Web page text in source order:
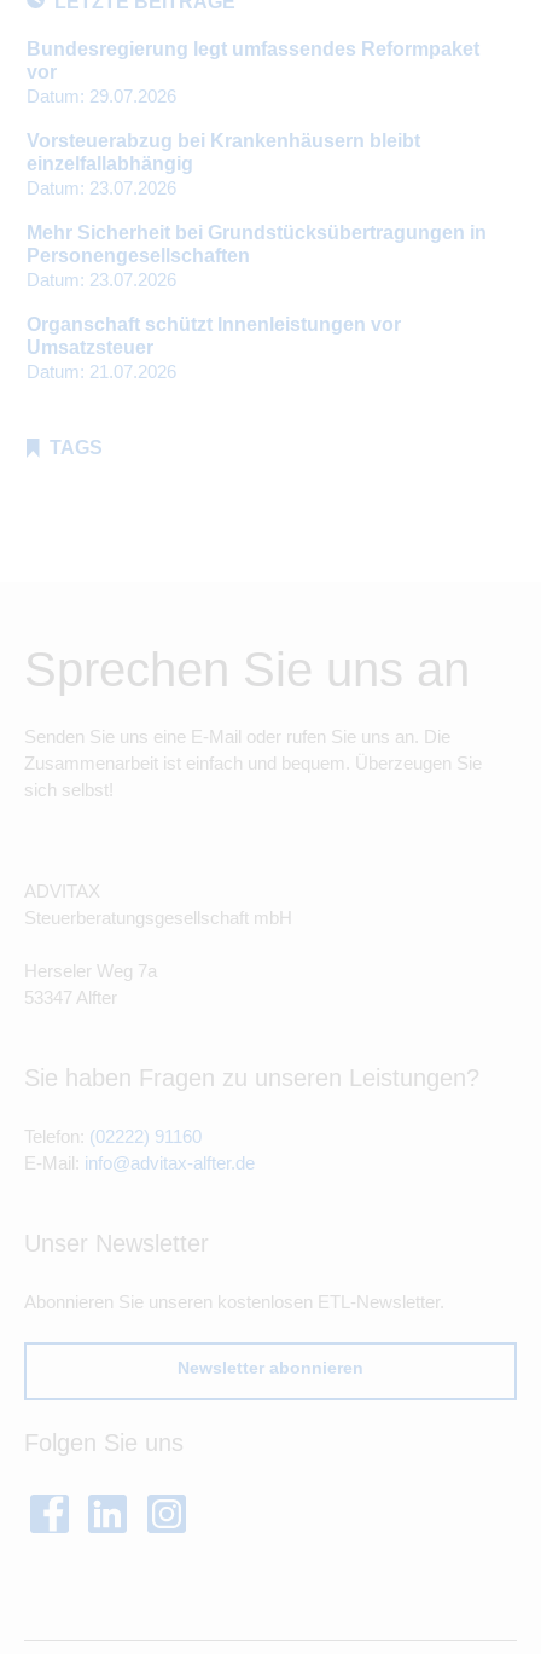
Bundesregierung legt umfassendes Reformpaket
vor
Datum: 29.07.2026
Vorsteuerabzug bei Krankenhäusern bleibt
einzelfallabhängig
Datum: 23.07.2026
Mehr Sicherheit bei Grundstücksübertragungen in
Personengesellschaften
Datum: 23.07.2026
Organschaft schützt Innenleistungen vor
Umsatzsteuer
Datum: 21.07.2026
TAGS
Sprechen Sie uns an
Senden Sie uns eine E-Mail oder rufen Sie uns an. Die
Zusammenarbeit ist einfach und bequem. Überzeugen Sie
sich selbst!
ADVITAX
Steuerberatungsgesellschaft mbH
Herseler Weg 7a
53347 Alfter
Sie haben Fragen zu unseren Leistungen?
Telefon: (02222) 91160
E-Mail: info@advitax-alfter.de
Unser Newsletter
Abonnieren Sie unseren kostenlosen ETL-Newsletter.
Newsletter abonnieren
Folgen Sie uns